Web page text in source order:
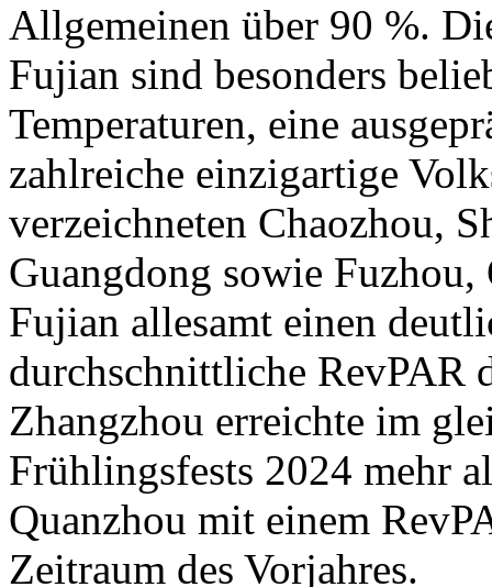
Allgemeinen über 90 %.
Fujian sind besonders
Temperaturen, eine
zahlreiche einzigartige
verzeichneten Chaozhou,
Guangdong sowie
Fujian allesamt einen
durchschnittliche RevPAR
Zhangzhou erreichte im
Frühlingsfests 2024 mehr
Quanzhou mit einem
Zeitraum des Vorjahres.